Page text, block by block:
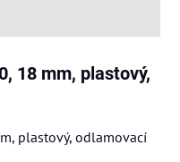
18 mm, plastový,
plastový, odlamovací